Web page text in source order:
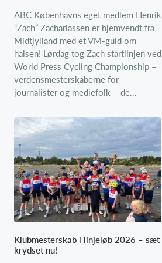
ABC Københavns eget medlem Henrik
“Zach” Zachariassen er hjemvendt fra
Midtjylland med et VM-guld om
halsen! Lørdag tog Zach startlinjen ved
World Press Cycling Championship –
verdensmesterskaberne for
journalister og mediefolk – de...
Klubmesterskab i linjeløb 2026 – sæt
krydset nu!